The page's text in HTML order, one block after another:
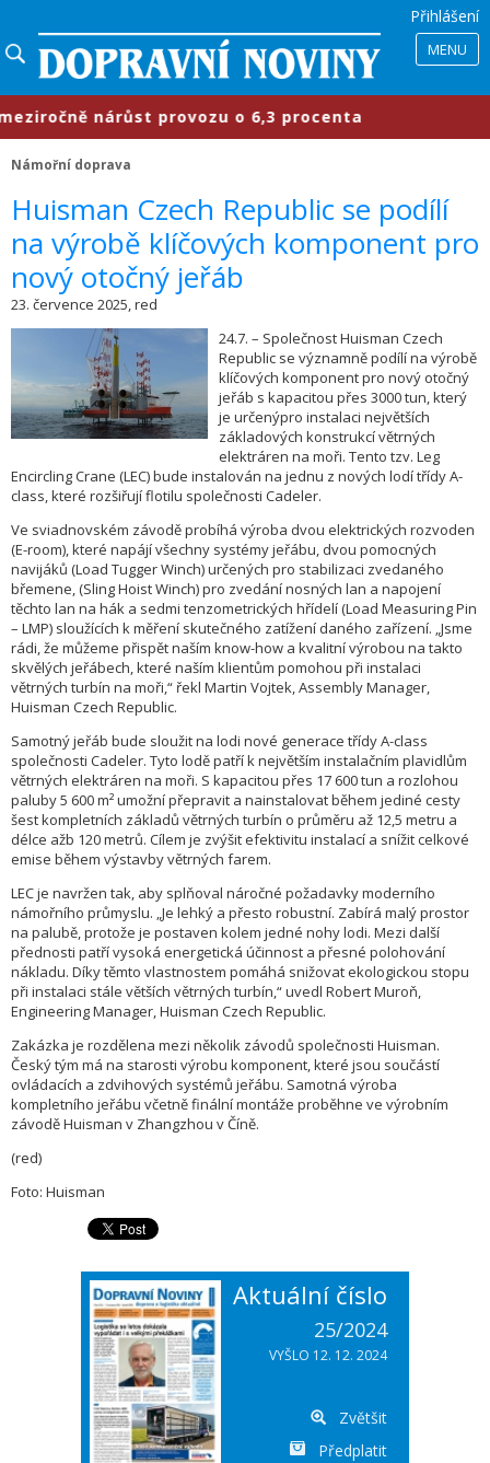
Přihlášení
MENU
nárůst provozu o 6,3 procenta
Námořní doprava
​Huisman Czech Republic se podílí
na výrobě klíčových komponent pro
nový otočný jeřáb
23. července 2025, red
24.7. – Společnost Huisman Czech
Republic se významně podílí na výrobě
klíčových komponent pro nový otočný
jeřáb s kapacitou přes 3000 tun, který
je určenýpro instalaci největších
základových konstrukcí větrných
elektráren na moři. Tento tzv. Leg
Encircling Crane (LEC) bude instalován na jednu z nových lodí třídy A-
class, které rozšiřují flotilu společnosti Cadeler.
Ve sviadnovském závodě probíhá výroba dvou elektrických rozvoden
(E-room), které napájí všechny systémy jeřábu, dvou pomocných
navijáků (Load Tugger Winch) určených pro stabilizaci zvedaného
břemene, (Sling Hoist Winch) pro zvedání nosných lan a napojení
těchto lan na hák a sedmi tenzometrických hřídelí (Load Measuring Pin
– LMP) sloužících k měření skutečného zatížení daného zařízení. „Jsme
rádi, že můžeme přispět naším know-how a kvalitní výrobou na takto
skvělých jeřábech, které naším klientům pomohou při instalaci
větrných turbín na moři,“ řekl Martin Vojtek, Assembly Manager,
Huisman Czech Republic.
Samotný jeřáb bude sloužit na lodi nové generace třídy A-class
společnosti Cadeler. Tyto lodě patří k největším instalačním plavidlům
větrných elektráren na moři. S kapacitou přes 17 600 tun a rozlohou
paluby 5 600 m² umožní přepravit a nainstalovat během jediné cesty
šest kompletních základů větrných turbín o průměru až 12,5 metru a
délce ažb 120 metrů. Cílem je zvýšit efektivitu instalací a snížit celkové
emise během výstavby větrných farem.
LEC je navržen tak, aby splňoval náročné požadavky moderního
námořního průmyslu. „Je lehký a přesto robustní. Zabírá malý prostor
na palubě, protože je postaven kolem jedné nohy lodi. Mezi další
přednosti patří vysoká energetická účinnost a přesné polohování
nákladu. Díky těmto vlastnostem pomáhá snižovat ekologickou stopu
při instalaci stále větších větrných turbín,“ uvedl Robert Muroň,
Engineering Manager, Huisman Czech Republic.
Zakázka je rozdělena mezi několik závodů společnosti Huisman.
Český tým má na starosti výrobu komponent, které jsou součástí
ovládacích a zdvihových systémů jeřábu. Samotná výroba
kompletního jeřábu včetně finální montáže proběhne ve výrobním
závodě Huisman v Zhangzhou v Číně.
(red)
Foto: Huisman
Aktuální číslo
25/2024
VYŠLO 12. 12. 2024
Zvětšit
Předplatit